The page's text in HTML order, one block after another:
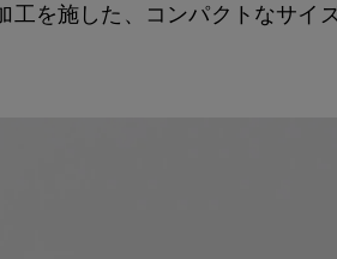
を施した、コンパクトなサイ